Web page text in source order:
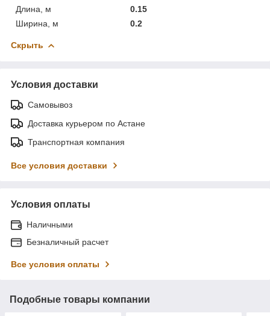
Длина, м
0.15
Ширина, м
0.2
Скрыть
Условия доставки
Самовывоз
Доставка курьером по Астане
Транспортная компания
Все условия доставки
Условия оплаты
Наличными
Безналичный расчет
Все условия оплаты
Подобные товары компании